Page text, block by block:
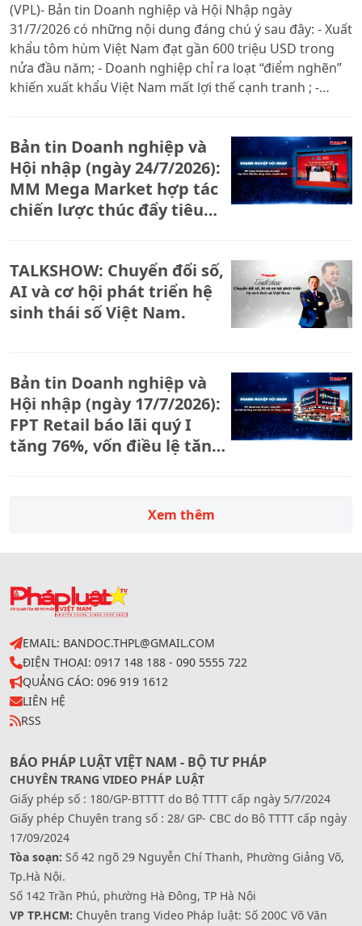
(VPL)- Bản tin Doanh nghiệp và Hội Nhập ngày
31/7/2026 có những nội dung đáng chú ý sau đây: - Xuất
khẩu tôm hùm Việt Nam đạt gần 600 triệu USD trong
nửa đầu năm; - Doanh nghiệp chỉ ra loạt “điểm nghẽn”
khiến xuất khẩu Việt Nam mất lợi thế cạnh tranh ; -
Bản tin Doanh nghiệp và
Hội nhập (ngày 24/7/2026):
MM Mega Market hợp tác
chiến lược thúc đẩy tiêu
TALKSHOW: Chuyển đổi số,
AI và cơ hội phát triển hệ
sinh thái số Việt Nam.
Bản tin Doanh nghiệp và
Hội nhập (ngày 17/7/2026):
FPT Retail báo lãi quý I
tăng 76%, vốn điều lệ tăng
Xem thêm
EMAIL: BANDOC.THPL@GMAIL.COM
ĐIỆN THOẠI: 0917 148 188 - 090 5555 722
QUẢNG CÁO: 096 919 1612
LIÊN HỆ
RSS
BÁO PHÁP LUẬT VIỆT NAM - BỘ TƯ PHÁP
CHUYÊN TRANG VIDEO PHÁP LUẬT
Giấy phép số : 180/GP-BTTTT do Bộ TTTT cấp ngày 5/7/2024
Giấy phép Chuyên trang số : 28/ GP- CBC do Bộ TTTT cấp ngày
17/09/2024
Tòa soạn: Số 42 ngõ 29 Nguyễn Chí Thanh, Phường Giảng Võ,
Tp.Hà Nội.
Số 142 Trần Phú, phường Hà Đông, TP Hà Nội
VP TP.HCM: Chuyên trang Video Pháp luật: Số 200C Võ Văn